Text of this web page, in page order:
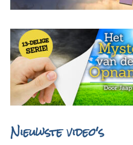
Nieuwste video's